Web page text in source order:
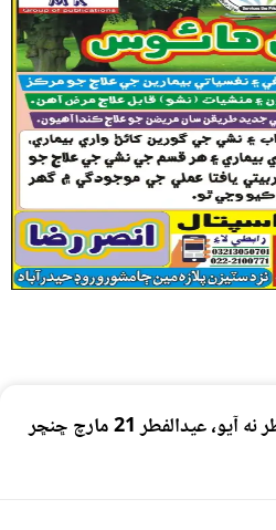
پاڪستان ۾ شوال جو چنڊ نظر نه آيو، عيدالفطر 21 مارچ ڇنڇر